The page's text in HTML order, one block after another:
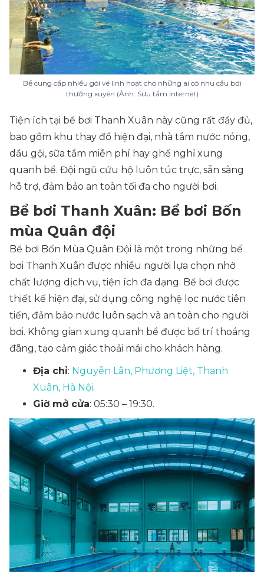
Bể cung cấp nhiều gói vé linh hoạt cho những ai có nhu cầu bơi
thường xuyên (Ảnh: Sưu tầm Internet)
Tiện ích tại bể bơi Thanh Xuân này cũng rất đầy đủ,
bao gồm khu thay đồ hiện đại, nhà tắm nước nóng,
dầu gội, sữa tắm miễn phí hay ghế nghỉ xung
quanh bể. Đội ngũ cứu hộ luôn túc trực, sẵn sàng
hỗ trợ, đảm bảo an toàn tối đa cho người bơi.
Bể bơi Thanh Xuân: Bể bơi Bốn
mùa Quân đội
Bể bơi Bốn Mùa Quân Đội là một trong những bể
bơi Thanh Xuân được nhiều người lựa chọn nhờ
chất lượng dịch vụ, tiện ích đa dạng. Bể bơi được
thiết kế hiện đại, sử dụng công nghệ lọc nước tiên
tiến, đảm bảo nước luôn sạch và an toàn cho người
bơi. Không gian xung quanh bể được bố trí thoáng
đãng, tạo cảm giác thoải mái cho khách hàng.
Địa chỉ: Nguyễn Lân, Phương Liệt, Thanh
Xuân, Hà Nội.
Giờ mở cửa: 05:30 – 19:30.